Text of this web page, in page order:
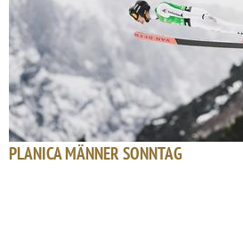
PLANICA MÄNNER SONNTAG